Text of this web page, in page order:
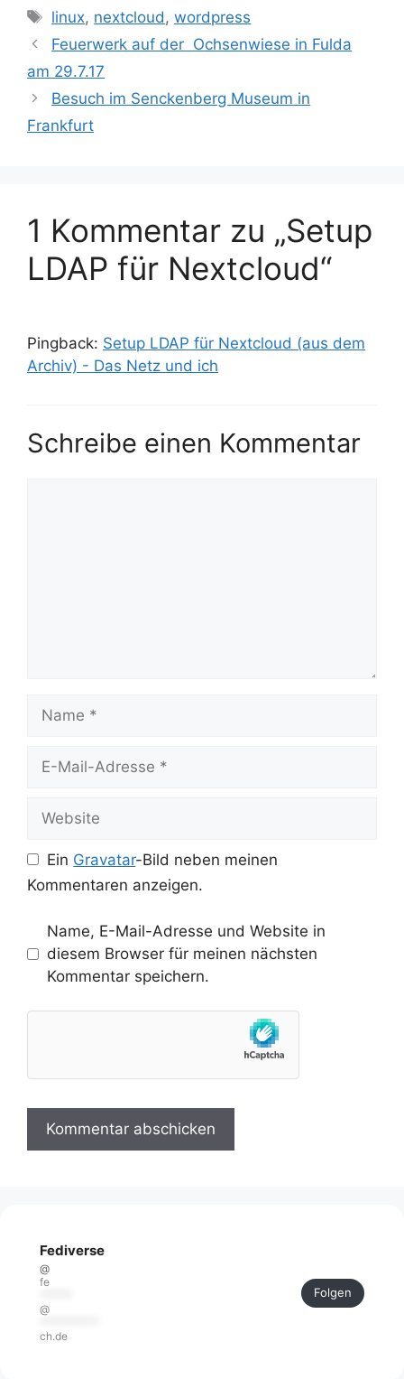
Schlagwörter
linux, nextcloud ,wordpress
Feuerwerk auf der Ochsenwiese in Fulda
am 29.7.17
Besuch im Senckenberg Museum in
Frankfurt
1 Kommentar zu „Setup
LDAP für Nextcloud“
Pingback: Setup LDAP für Nextcloud (aus dem
Archiv) - Das Netz und ich
Schreibe einen Kommentar
Name
Website
Ein Gravatar-Bild neben meinen
Kommentaren anzeigen.
Name, E-Mail-Adresse und Website in
diesem Browser für meinen nächsten
Kommentar speichern.
Fediverse
@
fe
@
ch.de
Folgen